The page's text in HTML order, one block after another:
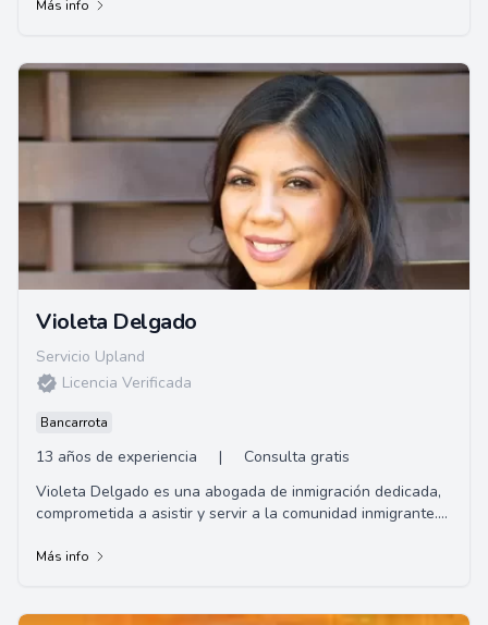
Más info
Violeta Delgado
Servicio Upland
Licencia Verificada
Bancarrota
13 años de experiencia |
Consulta gratis
Violeta Delgado es una abogada de inmigración dedicada,
comprometida a asistir y servir a la comunidad inmigrante.
Más info